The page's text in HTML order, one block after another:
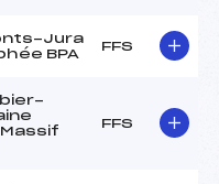
Jura
BPA
FFS
FFS